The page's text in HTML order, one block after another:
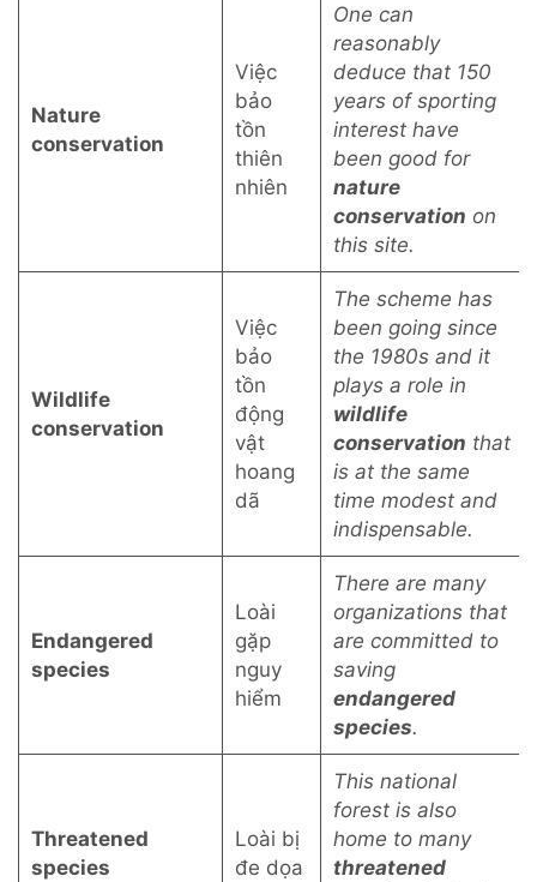
Nature
conservation
Việc
bảo
tồn
thiên
nhiên
One can
reasonably
deduce that 150
years of sporting
interest have
been good for
nature
conservation on
this site.
Wildlife
conservation
Việc
bảo
tồn
động
vật
hoang
dã
The scheme has
been going since
the 1980s and it
plays a role in
wildlife
conservation that
is at the same
time modest and
indispensable.
Endangered
species
Loài
gặp
nguy
hiểm
There are many
organizations that
are committed to
saving
endangered
species.
Threatened
species
Loài bị
đe dọa
This national
forest is also
home to many
threatened